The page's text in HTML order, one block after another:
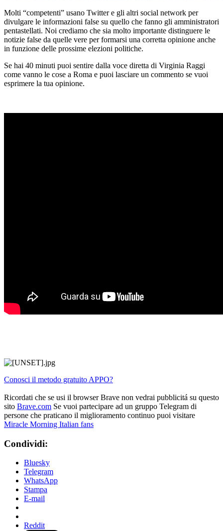
Molti “competenti” usano Twitter e gli altri social network per
divulgare le informazioni false su quello che fanno gli amministratori
pentastellati. Noi crediamo che sia molto importante distinguere le
notizie false da quelle vere per formarsi una corretta opinione anche
in funzione delle prossime elezioni politiche.
Se hai 40 minuti puoi sentire dalla voce diretta di Virginia Raggi
come vanno le cose a Roma e puoi lasciare un commento se vuoi
esprimere la tua opinione.
Conosci il metodo gratuito APPO?
Ricordati che se usi il browser Brave non vedrai pubblicitá su questo
sito Brave.com Se vuoi partecipare ad un gruppo Telegram di
persone che praticano il miglioramento continuo puoi visitare
Miracle Morning Italian fans
Condividi:
Bluesky
Telegram
WhatsApp
Stampa
E-mail
Reddit